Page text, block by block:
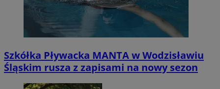
Szkółka Pływacka MANTA w Wodzisławiu
Śląskim rusza z zapisami na nowy sezon